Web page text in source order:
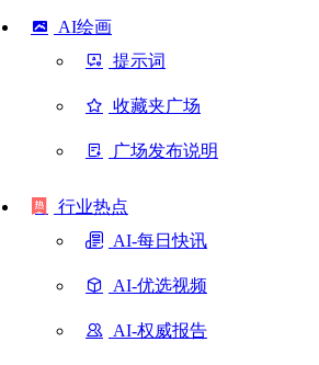
AI绘画
提示词
收藏夹广场
广场发布说明
行业热点
AI-每日快讯
AI-优选视频
AI-权威报告